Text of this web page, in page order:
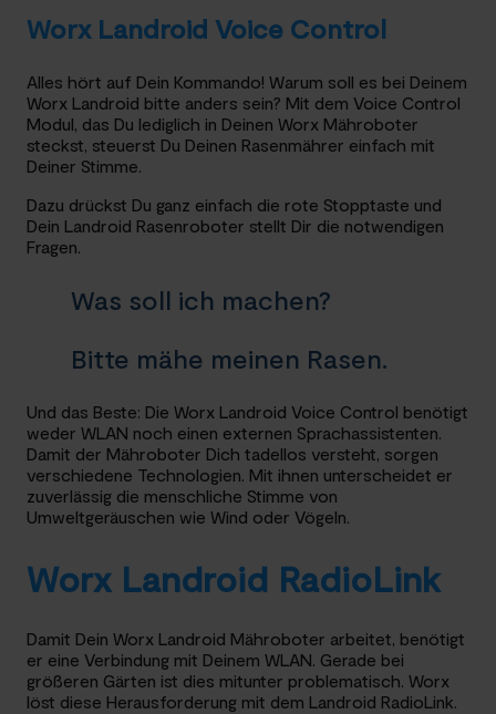
Worx Landroid Voice Control
Alles hört auf Dein Kommando! Warum soll es bei Deinem
Worx Landroid bitte anders sein? Mit dem Voice Control
Modul, das Du lediglich in Deinen Worx Mähroboter
steckst, steuerst Du Deinen Rasenmährer einfach mit
Deiner Stimme.
Dazu drückst Du ganz einfach die rote Stopptaste und
Dein Landroid Rasenroboter stellt Dir die notwendigen
Fragen.
Was soll ich machen?
Bitte mähe meinen Rasen.
Und das Beste: Die Worx Landroid Voice Control benötigt
weder WLAN noch einen externen Sprachassistenten.
Damit der Mähroboter Dich tadellos versteht, sorgen
verschiedene Technologien. Mit ihnen unterscheidet er
zuverlässig die menschliche Stimme von
Umweltgeräuschen wie Wind oder Vögeln.
Worx Landroid RadioLink
Damit Dein Worx Landroid Mähroboter arbeitet, benötigt
er eine Verbindung mit Deinem WLAN. Gerade bei
größeren Gärten ist dies mitunter problematisch. Worx
löst diese Herausforderung mit dem Landroid RadioLink.